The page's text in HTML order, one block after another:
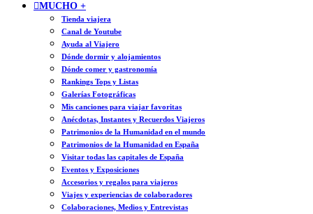
MUCHO +
Tienda viajera
Canal de Youtube
Ayuda al Viajero
Dónde dormir y alojamientos
Dónde comer y gastronomía
Rankings Tops y Listas
Galerías Fotográficas
Mis canciones para viajar favoritas
Anécdotas, Instantes y Recuerdos Viajeros
Patrimonios de la Humanidad en el mundo
Patrimonios de la Humanidad en España
Visitar todas las capitales de España
Eventos y Exposiciones
Accesorios y regalos para viajeros
Viajes y experiencias de colaboradores
Colaboraciones, Medios y Entrevistas